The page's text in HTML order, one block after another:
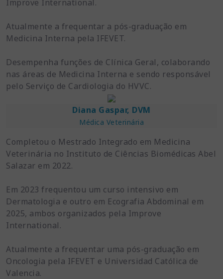
Improve International.
Atualmente a frequentar a pós-graduação em
Medicina Interna pela IFEVET.
Desempenha funções de Clínica Geral, colaborando
nas áreas de Medicina Interna e sendo responsável
pelo Serviço de Cardiologia do HVVC.
Diana Gaspar, DVM
Médica Veterinária
Completou o Mestrado Integrado em Medicina
Veterinária no Instituto de Ciências Biomédicas Abel
Salazar em 2022.
Em 2023 frequentou um curso intensivo em
Dermatologia e outro em Ecografia Abdominal em
2025, ambos organizados pela Improve
International.
Atualmente a frequentar uma pós-graduação em
Oncologia pela IFEVET e Universidad Católica de
Valencia.